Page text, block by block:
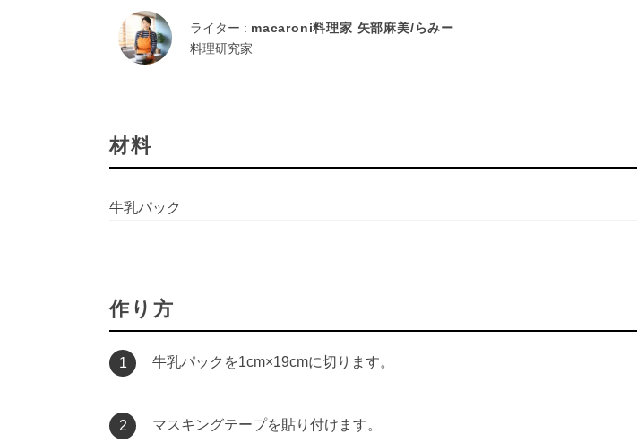
ライター : macaroni料理家 矢部麻美/らみー
料理研究家
材料
牛乳パック
作り方
1 牛乳パックを1cm×19cmに切ります。
2 マスキングテープを貼り付けます。